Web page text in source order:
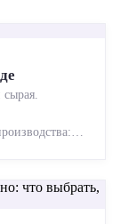
сырая.